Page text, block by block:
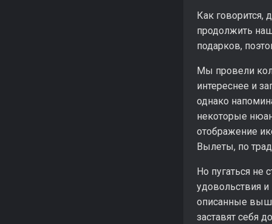
Как
продолжить
подарков,
Мы провели
интереснее и
однако
некоторые
отображение
Вылеты, по
Но пугаться не
удовольствия
описанные
заставят себя